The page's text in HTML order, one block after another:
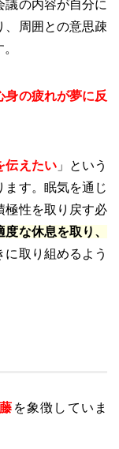
議の内容が自分に
、周囲との意思疎
身の疲れが夢に反
伝えたい」という
ます。眠気を通じ
極性を取り戻す必
度な休息を取り、
に取り組めるよう
を象徴していま